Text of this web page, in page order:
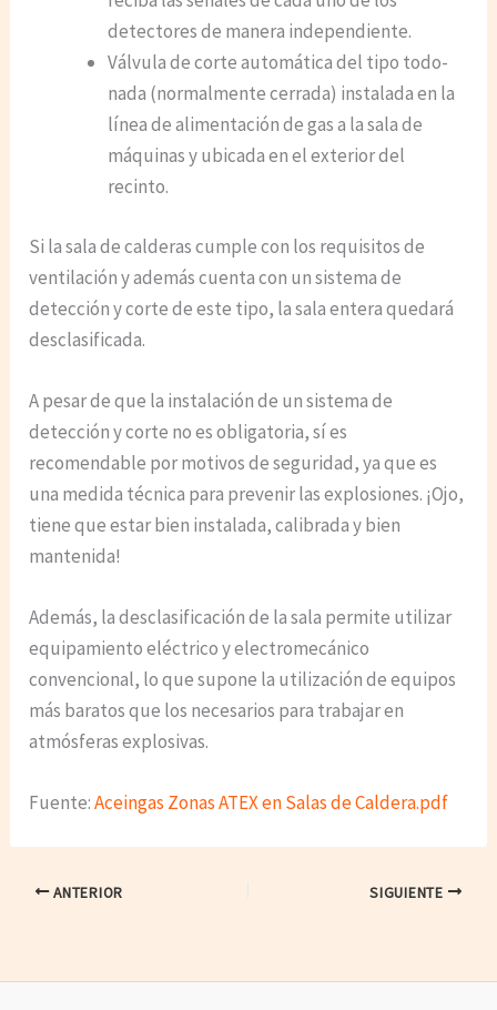
detectores de manera independiente.
Válvula de corte automática del tipo todo-
nada (normalmente cerrada) instalada en la
línea de alimentación de gas a la sala de
máquinas y ubicada en el exterior del
recinto.
Si la sala de calderas cumple con los requisitos de
ventilación y además cuenta con un sistema de
detección y corte de este tipo, la sala entera quedará
desclasificada.
A pesar de que la instalación de un sistema de
detección y corte no es obligatoria, sí es
recomendable por motivos de seguridad, ya que es
una medida técnica para prevenir las explosiones. ¡Ojo,
tiene que estar bien instalada, calibrada y bien
mantenida!
Además, la desclasificación de la sala permite utilizar
equipamiento eléctrico y electromecánico
convencional, lo que supone la utilización de equipos
más baratos que los necesarios para trabajar en
atmósferas explosivas.
Fuente:Aceingas Zonas ATEX en Salas de Caldera.pdf
ANTERIOR SIGUIENTE